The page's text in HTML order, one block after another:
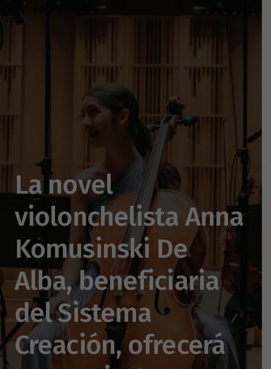
La novel
violonchelista Anna
Komusinski De
Alba, beneficiaria
del Sistema
Creación, ofrecerá